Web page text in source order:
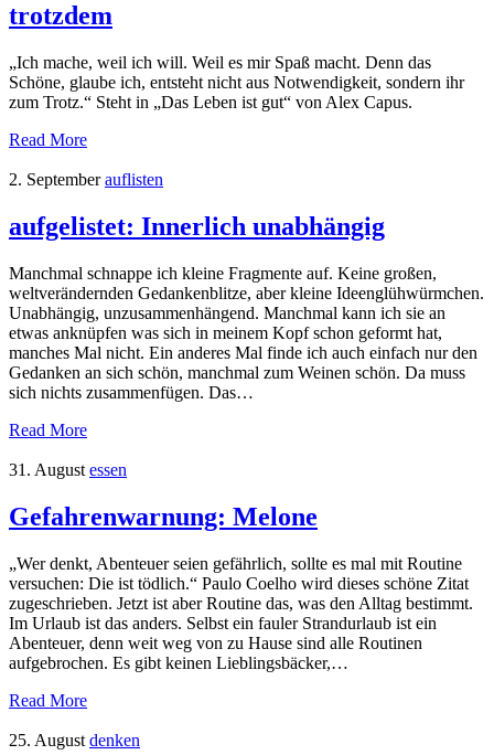
trotzdem
„Ich mache, weil ich will. Weil es mir Spaß macht. Denn das
Schöne, glaube ich, entsteht nicht aus Notwendigkeit, sondern ihr
zum Trotz.“ Steht in „Das Leben ist gut“ von Alex Capus.
Read More
2. September auflisten
aufgelistet: Innerlich unabhängig
Manchmal schnappe ich kleine Fragmente auf. Keine großen,
weltverändernden Gedankenblitze, aber kleine Ideenglühwürmchen.
Unabhängig, unzusammenhängend. Manchmal kann ich sie an
etwas anknüpfen was sich in meinem Kopf schon geformt hat,
manches Mal nicht. Ein anderes Mal finde ich auch einfach nur den
Gedanken an sich schön, manchmal zum Weinen schön. Da muss
sich nichts zusammenfügen. Das…
Read More
31. August essen
Gefahrenwarnung: Melone
„Wer denkt, Abenteuer seien gefährlich, sollte es mal mit Routine
versuchen: Die ist tödlich.“ Paulo Coelho wird dieses schöne Zitat
zugeschrieben. Jetzt ist aber Routine das, was den Alltag bestimmt.
Im Urlaub ist das anders. Selbst ein fauler Strandurlaub ist ein
Abenteuer, denn weit weg von zu Hause sind alle Routinen
aufgebrochen. Es gibt keinen Lieblingsbäcker,…
Read More
25. August denken